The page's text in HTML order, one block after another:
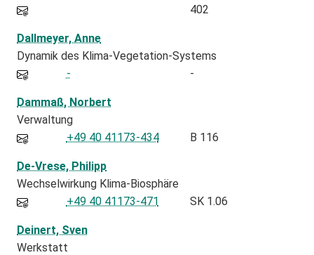
402
Dallmeyer, Anne
Dynamik des Klima-Vegetation-Systems
-
-
Dammaß, Norbert
Verwaltung
+49 40 41173-434
B 116
De-Vrese, Philipp
Wechselwirkung Klima-Biosphäre
+49 40 41173-471
SK 1.06
Deinert, Sven
Werkstatt